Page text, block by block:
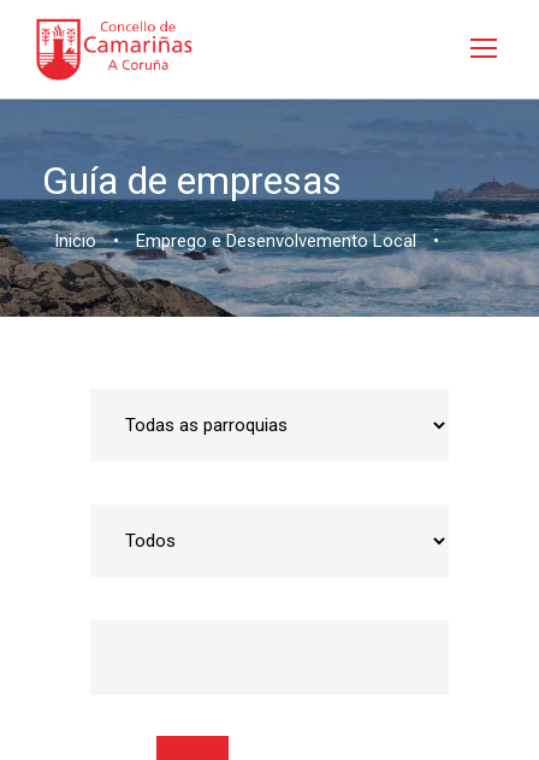
Guía de empresas
Inicio • Emprego e Desenvolvemento Local •